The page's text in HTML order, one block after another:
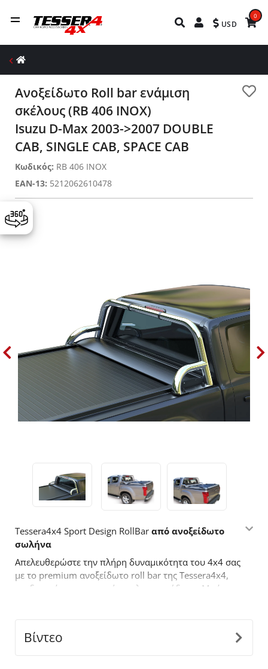
USD
0
Ανοξείδωτο Roll bar ενάμιση
σκέλους (RB 406 INOX)
Isuzu D-Max 2003->2007 DOUBLE
CAB, SINGLE CAB, SPACE CAB
Κωδικός: RB 406 INOX
EAN-13: 5212062610478
Tessera4x4 Sport Design RollBar από ανοξείδωτο
σωλήνα
Απελευθερώστε την πλήρη δυναμικότητα του 4x4 σας
με το premium ανοξείδωτο roll bar της Tessera4x4,
σχεδιασμένο για αντοχή, στυλ και απόδοση. Με έναν
Βασικά χαρακτηριστικά:
Βίντεο